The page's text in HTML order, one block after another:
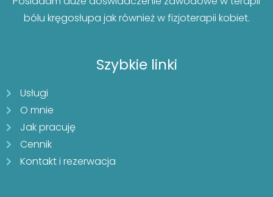
bólu kręgosłupa jak również w fizjoterapii kobiet.
Szybkie linki
Usługi
O mnie
Jak pracuję
Cennik
Kontakt i rezerwacja